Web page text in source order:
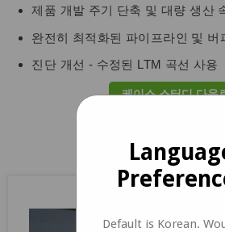
제품 개발 주기 단축 및 대량 생산
완전히 최적화된 파이프라인 및 버
진단 개선 - 수정된 LTM 곡선 사용
케이스 스터디 다운
관련 케이스 스
Default is Korean.